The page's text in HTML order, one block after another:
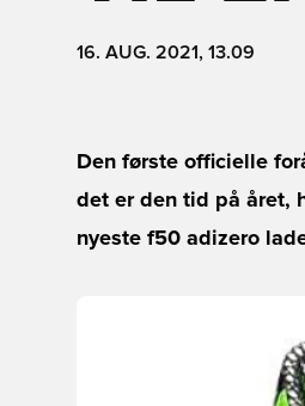
16. AUG. 2021, 13.09
Den første officielle
det er den tid på året,
nyeste f50 adizero